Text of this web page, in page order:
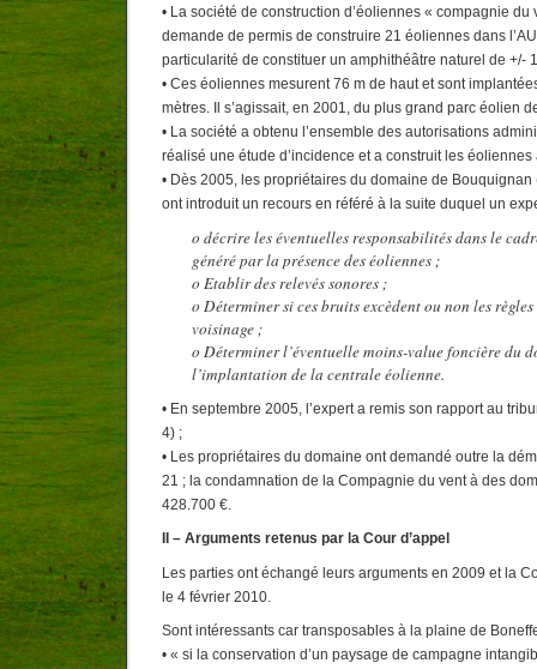
• La société de construction d’éoliennes « compagnie du
demande de permis de construire 21 éoliennes dans
particularité de constituer un amphithéâtre naturel de +/-
• Ces éoliennes mesurent 76 m de haut et sont
mètres. Il s’agissait, en 2001, du plus grand parc éolien
• La société a obtenu l’ensemble des autorisations
réalisé une étude d’incidence et a construit les éoliennes
• Dès 2005, les propriétaires du domaine de
ont introduit un recours en référé à la suite duquel un
o décrire les éventuelles responsabilités dans le
généré par la présence des éoliennes ;
o Etablir des relevés sonores ;
o Déterminer si ces bruits excèdent ou non les
voisinage ;
o Déterminer l’éventuelle moins-value foncière du
l’implantation de la centrale éolienne.
• En septembre 2005, l’expert a remis son rapport au
4) ;
• Les propriétaires du domaine ont demandé outre la
21 ; la condamnation de la Compagnie du vent à des
428.700 €.
II – Arguments retenus par la Cour d’appel
Les parties ont échangé leurs arguments en 2009 et la
le 4 février 2010.
Sont intéressants car transposables à la plaine de
• « si la conservation d’un paysage de campagne